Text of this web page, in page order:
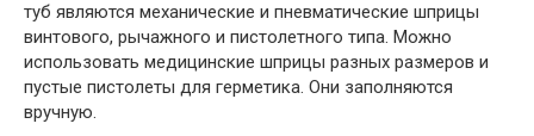
туб являются механические и пневматические шприцы
винтового, рычажного и пистолетного типа. Можно
использовать медицинские шприцы разных размеров и
пустые пистолеты для герметика. Они заполняются
вручную.